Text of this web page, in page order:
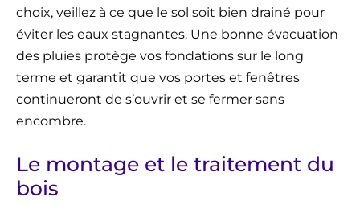
choix, veillez à ce que le sol soit bien drainé pour
éviter les eaux stagnantes. Une bonne évacuation
des pluies protège vos fondations sur le long
terme et garantit que vos portes et fenêtres
continueront de s’ouvrir et se fermer sans
encombre.
Le montage et le traitement du
bois